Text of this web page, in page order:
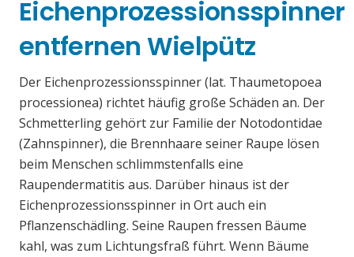
Eichenprozessionsspinner
entfernen Wielpütz
Der Eichenprozessionsspinner (lat. Thaumetopoea
processionea) richtet häufig große Schäden an. Der
Schmetterling gehört zur Familie der Notodontidae
(Zahnspinner), die Brennhaare seiner Raupe lösen
beim Menschen schlimmstenfalls eine
Raupendermatitis aus. Darüber hinaus ist der
Eichenprozessionsspinner in Ort auch ein
Pflanzenschädling. Seine Raupen fressen Bäume
kahl, was zum Lichtungsfraß führt. Wenn Bäume